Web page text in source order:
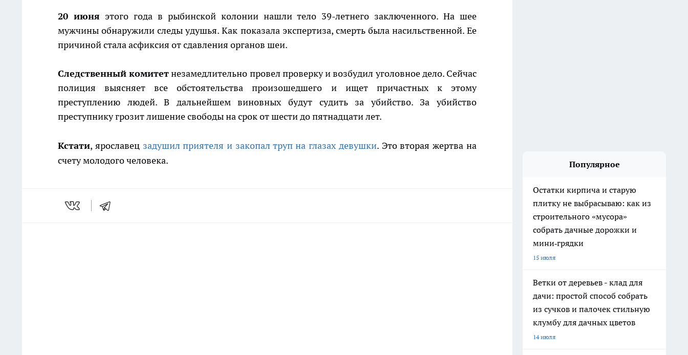
20 июня этого года в рыбинской колонии нашли тело 39-летнего заключенного. На шее
мужчины обнаружили следы удушья. Как показала экспертиза, смерть была насильственной. Ее
причиной стала асфиксия от сдавления органов шеи.
Следственный комитетнезамедлительно провел проверку и возбудил уголовное дело. Сейчас
полиция выясняет все обстоятельства произошедшего и ищет причастных к этому
преступлению людей. В дальнейшем виновных будут судить за убийство. За убийство
преступнику грозит лишение свободы на срок от шести до пятнадцати лет.
Кстати, ярославец задушил приятеля и закопал труп на глазах девушки. Это вторая жертва на
счету молодого человека.
Популярное
Остатки кирпича и старую
плитку не выбрасываю: как из
строительного «мусора»
собрать дачные дорожки и
мини‑грядки
15 июля
Ветки от деревьев - клад для
дачи: простой способ собрать
из сучков и палочек стильную
клумбу для дачных цветов
14 июля